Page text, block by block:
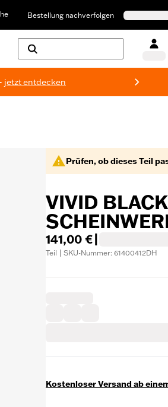
Bestellung nachverfolgen
jetzt entdecken
Prüfen, ob dieses Teil
VIVID
141,00 €
Teil | SKU-Nummer: 61400412DH
Kostenloser Versand ab